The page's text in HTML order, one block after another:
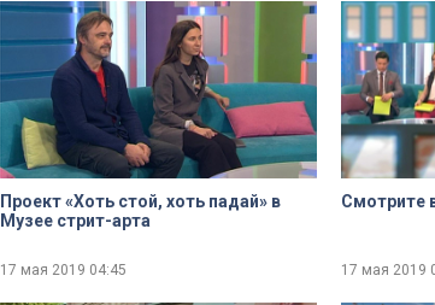
Проект «Хоть стой, хоть падай» в
Музее стрит-арта
17 мая 2019 04:45
Смотрите
17 мая 2019